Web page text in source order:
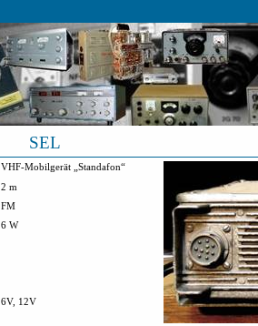
SEL
VHF-Mobilgerät „Standafon“
2 m
FM
6 W
6V, 12V